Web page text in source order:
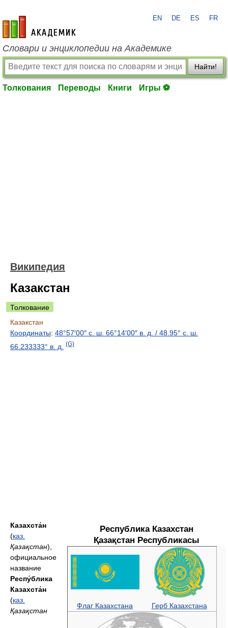
academic.ru
EN DE ES FR
Словари и энциклопедии на Академике
Найти!
Толкования Переводы Книги Игры ⚽
Википедия
Казакстан
Толкование
Казакстан
Координаты: 48°57′00″ с. ш. 66°14′00″ в. д. / 48.95° с. ш.
66.233333° в. д.
(G)
Республика Казахстан
Қазақстан Республикасы
Флаг Казахстана Герб Казахстана
Казахста́н
(каз.
Қазақстан),
официальное
название
Респу́блика
Казахста́н
(каз.
Қазақстан